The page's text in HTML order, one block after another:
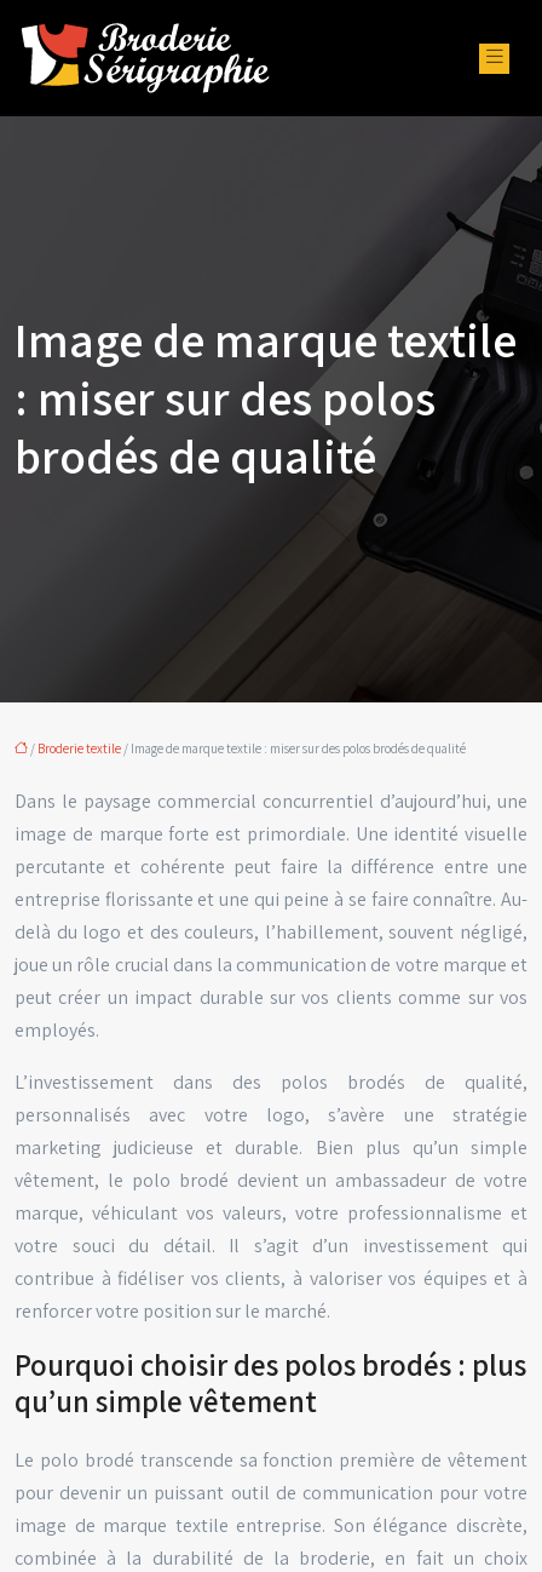
Image de marque textile
: miser sur des polos
brodés de qualité
/ Broderie textile / Image de marque textile : miser sur des polos brodés de qualité
Dans le paysage commercial concurrentiel d’aujourd’hui, une
image de marque forte est primordiale. Une identité visuelle
percutante et cohérente peut faire la différence entre une
entreprise florissante et une qui peine à se faire connaître. Au-
delà du logo et des couleurs, l’habillement, souvent négligé,
joue un rôle crucial dans la communication de votre marque et
peut créer un impact durable sur vos clients comme sur vos
employés.
L’investissement dans des polos brodés de qualité,
personnalisés avec votre logo, s’avère une stratégie
marketing judicieuse et durable. Bien plus qu’un simple
vêtement, le polo brodé devient un ambassadeur de votre
marque, véhiculant vos valeurs, votre professionnalisme et
votre souci du détail. Il s’agit d’un investissement qui
contribue à fidéliser vos clients, à valoriser vos équipes et à
renforcer votre position sur le marché.
Pourquoi choisir des polos brodés : plus
qu’un simple vêtement
Le polo brodé transcende sa fonction première de vêtement
pour devenir un puissant outil de communication pour votre
image de marque textile entreprise. Son élégance discrète,
combinée à la durabilité de la broderie, en fait un choix